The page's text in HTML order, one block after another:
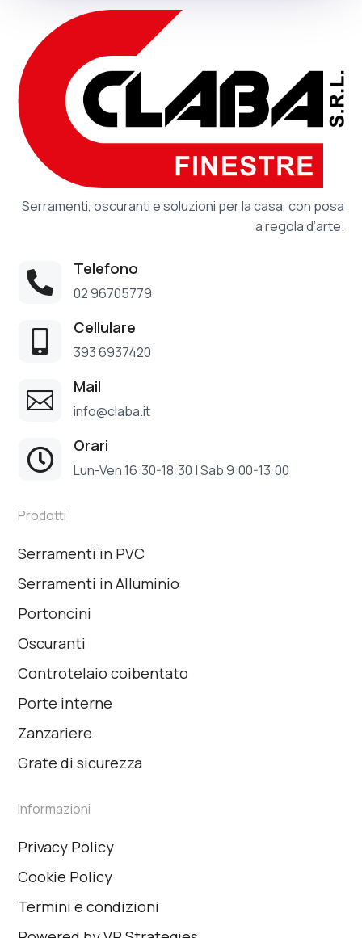
Serramenti, oscuranti e soluzioni per la casa, con posa
a regola d’arte.

Telefono
02 96705779

Cellulare
393 6937420

Mail
info@claba.it

Orari
Lun-Ven 16:30-18:30 | Sab 9:00-13:00
Prodotti
Serramenti in PVC
Serramenti in Alluminio
Portoncini
Oscuranti
Controtelaio coibentato
Porte interne
Zanzariere
Grate di sicurezza
Informazioni
Privacy Policy
Cookie Policy
Termini e condizioni